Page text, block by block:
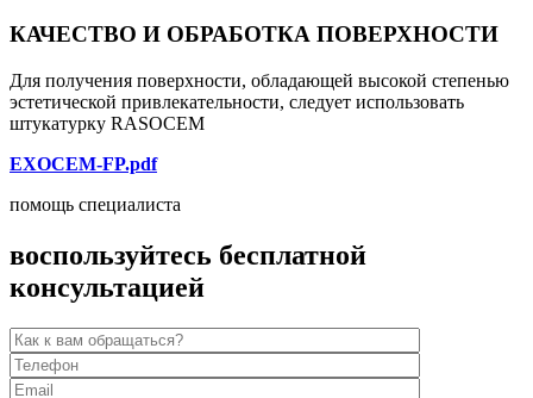
КАЧЕСТВО И ОБРАБОТКА ПОВЕРХНОСТИ
Для получения поверхности, обладающей высокой степенью
эстетической привлекательности, следует использовать
штукатурку RASOCEM
EXOCEM-FP.pdf
помощь специалиста
воспользуйтесь бесплатной
консультацией